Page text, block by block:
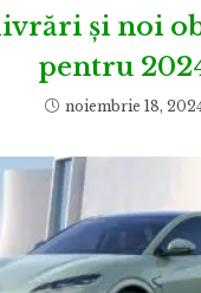
și noi
pentru
noiembrie 18,